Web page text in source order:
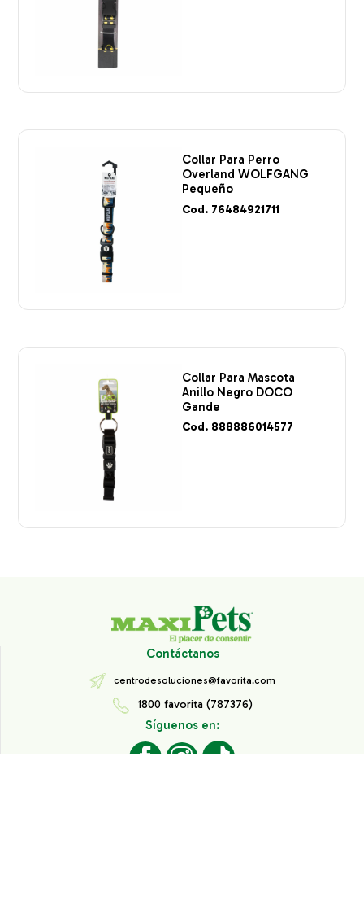
Collar Para Perro
Overland WOLFGANG
Pequeño
Cod. 76484921711
Collar Para Mascota
Anillo Negro DOCO
Gande
Cod. 888886014577
Contáctanos
centrodesoluciones@favorita.com
1800 favorita (787376)
Síguenos en: